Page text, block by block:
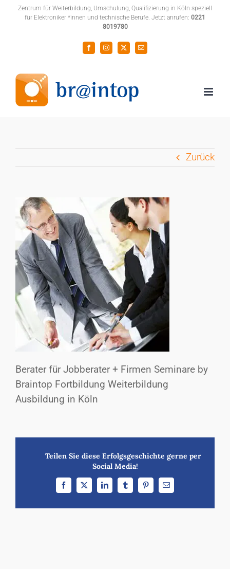
ZumZentrum für Weiterbildung, Umschulung, Qualifizierung in Köln speziell
für Elektroniker *innen und technische Berufe. Jetzt anrufen: 0221
8019780
FacebookInstagram
X
E-
Mail
Zurück
Berater für Jobberater + Firmen Seminare by
Braintop Fortbildung Weiterbildung
Ausbildung in Köln
Teilen Sie diese Erfolgsgeschichte gerne per
Social Media!
Facebook
X LinkedInTumblrPinterest
E-
Mail